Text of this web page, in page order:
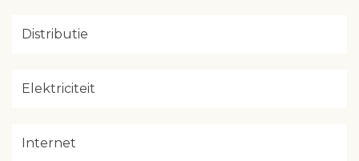
Distributie
Elektriciteit
Internet